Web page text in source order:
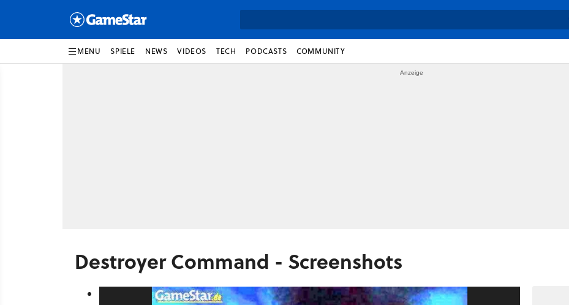
MENU SPIELE NEWS VIDEOS TECH PODCASTS COMMUNITY
Destroyer Command - Screenshots